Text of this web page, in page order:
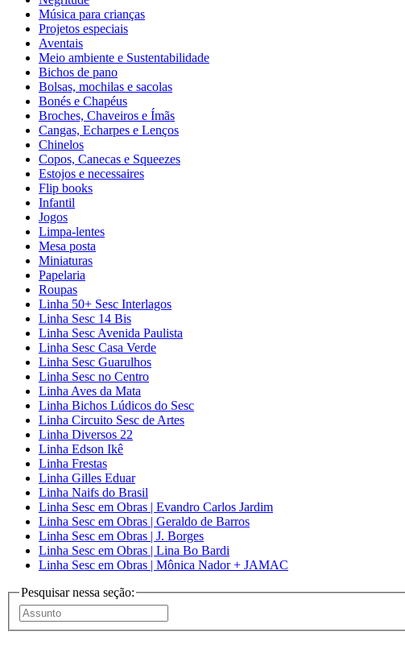
Música para crianças
Projetos especiais
Aventais
Meio ambiente e Sustentabilidade
Bichos de pano
Bolsas, mochilas e sacolas
Bonés e Chapéus
Broches, Chaveiros e Ímãs
Cangas, Echarpes e Lenços
Chinelos
Copos, Canecas e Squeezes
Estojos e necessaires
Flip books
Infantil
Jogos
Limpa-lentes
Mesa posta
Miniaturas
Papelaria
Roupas
Linha 50+ Sesc Interlagos
Linha Sesc 14 Bis
Linha Sesc Avenida Paulista
Linha Sesc Casa Verde
Linha Sesc Guarulhos
Linha Sesc no Centro
Linha Aves da Mata
Linha Bichos Lúdicos do Sesc
Linha Circuito Sesc de Artes
Linha Diversos 22
Linha Edson Ikê
Linha Frestas
Linha Gilles Eduar
Linha Naifs do Brasil
Linha Sesc em Obras | Evandro Carlos Jardim
Linha Sesc em Obras | Geraldo de Barros
Linha Sesc em Obras | J. Borges
Linha Sesc em Obras | Lina Bo Bardi
Linha Sesc em Obras | Mônica Nador + JAMAC
Pesquisar nessa seção: